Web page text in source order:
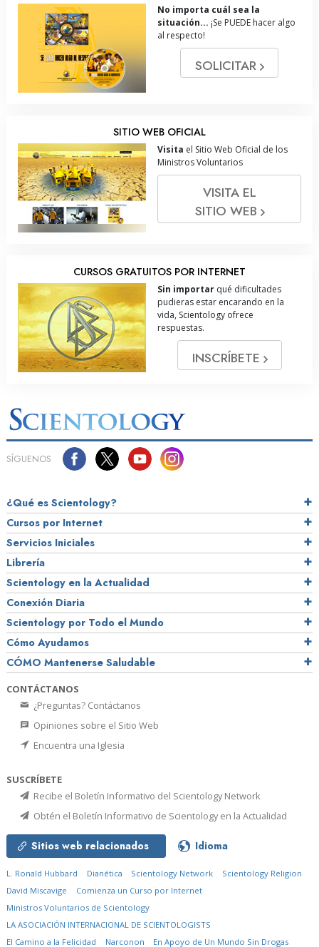
No importa cuál sea la
situación... ¡Se PUEDE hacer algo
al respecto!
SOLICITAR
SITIO WEB OFICIAL
Visita el Sitio Web Oficial de los
Ministros Voluntarios
VISITA EL
SITIO WEB
CURSOS GRATUITOS POR INTERNET
Sin importar qué dificultades
pudieras estar encarando en la
vida, Scientology ofrece
respuestas.
INSCRÍBETE
SÍGUENOS
¿Qué es Scientology?
Cursos por Internet
Servicios Iniciales
Librería
Scientology en la Actualidad
Conexión Diaria
Scientology por Todo el Mundo
Cómo Ayudamos
CÓMO Mantenerse Saludable
CONTÁCTANOS
¿Preguntas? Contáctanos
Opiniones sobre el Sitio Web
Encuentra una Iglesia
SUSCRÍBETE
Recibe el Boletín Informativo del Scientology Network
Obtén el Boletín Informativo de Scientology en la Actualidad
Sitios web relacionados Idioma
L. Ronald Hubbard Dianética Scientology Network
Scientology Religion
David Miscavige
Comienza un Curso por Internet
Ministros Voluntarios de Scientology
LA ASOCIACIÓN INTERNACIONAL DE SCIENTOLOGISTS
El Camino a la Felicidad
Narconon En Apoyo de Un Mundo Sin Drogas